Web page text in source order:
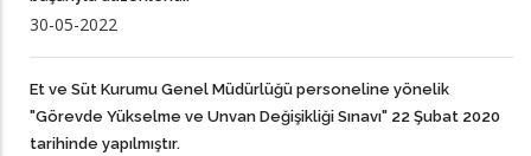
30-05-2022
Et ve Süt Kurumu Genel Müdürlüğü personeline yönelik
"Görevde Yükselme ve Unvan Değişikliği Sınavı" 22 Şubat 2020
tarihinde yapılmıştır.